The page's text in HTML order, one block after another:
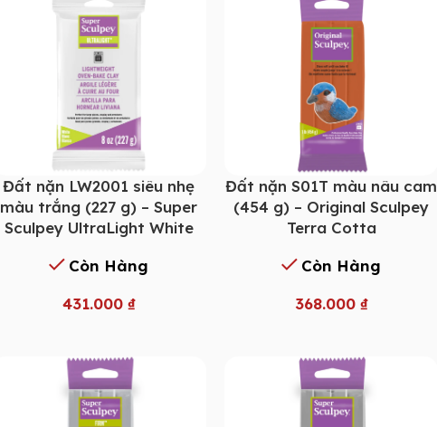
Đất nặn LW2001 siêu nhẹ
màu trắng (227 g) – Super
Sculpey UltraLight White
Còn Hàng
431.000 ₫
Đất nặn S01T màu nâu cam
(454 g) – Original Sculpey
Terra Cotta
Còn Hàng
368.000 ₫